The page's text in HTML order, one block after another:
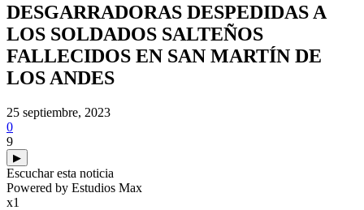
DESGARRADORAS DESPEDIDAS A
LOS SOLDADOS SALTEÑOS
FALLECIDOS EN SAN MARTÍN DE
LOS ANDES
25 septiembre, 2023
0
9
▶
Escuchar esta noticia
Powered by Estudios Max
x1